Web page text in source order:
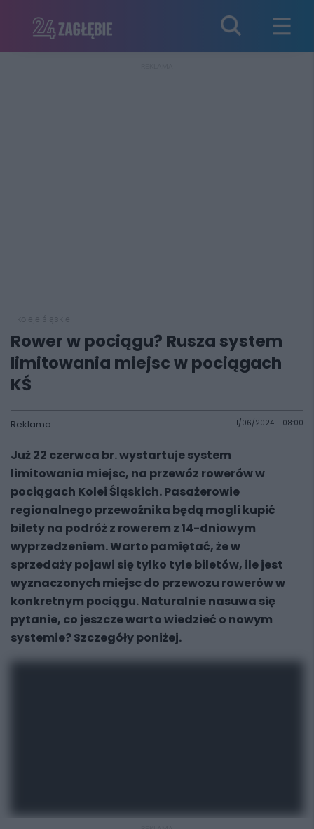
Rower w pociągu? Rusza system
limitowania miejsc w pociągach
KŚ
Reklama 11/06/2024 - 08:00
Już 22 czerwca br. wystartuje system
limitowania miejsc, na przewóz rowerów w
pociągach Kolei Śląskich. Pasażerowie
regionalnego przewoźnika będą mogli kupić
bilety na podróż z rowerem z 14-dniowym
wyprzedzeniem. Warto pamiętać, że w
sprzedaży pojawi się tylko tyle biletów, ile jest
wyznaczonych miejsc do przewozu rowerów w
konkretnym pociągu. Naturalnie nasuwa się
pytanie, co jeszcze warto wiedzieć o nowym
systemie? Szczegóły poniżej.